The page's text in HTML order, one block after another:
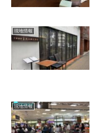
現地情報
現地情報